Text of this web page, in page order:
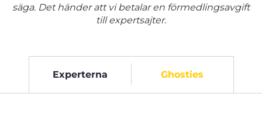
säga. Det händer att vi betalar en förmedlingsavgift
till expertsajter.
Experterna Ghosties